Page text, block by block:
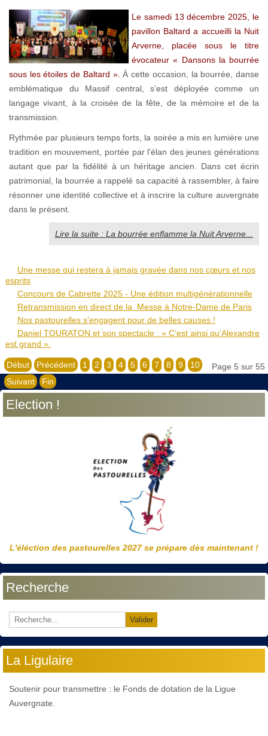
Le samedi 13 décembre 2025, le
pavillon Baltard a accueilli la Nuit
Arverne, placée sous le titre
évocateur « Dansons la bourrée
sous les étoiles de Baltard ». À cette occasion, la bourrée, danse
emblématique du Massif central, s’est déployée comme un
langage vivant, à la croisée de la fête, de la mémoire et de la
transmission.
Rythmée par plusieurs temps forts, la soirée a mis en lumière une
tradition en mouvement, portée par l’élan des jeunes générations
autant que par la fidélité à un héritage ancien. Dans cet écrin
patrimonial, la bourrée a rappelé sa capacité à rassembler, à faire
résonner une identité collective et à inscrire la culture auvergnate
dans le présent.
Lire la suite : La bourrée enflamme la Nuit Arverne...
Une messe qui restera à jamais gravée dans nos cœurs et nos
esprits
Concours de Cabrette 2025 - Une édition multigénérationnelle
Retransmission en direct de la Messe à Notre-Dame de Paris
Nos pastourelles s’engagent pour de belles causes !
Daniel TOURATON et son spectacle : « C’est ainsi qu’Alexandre
est grand ».
Page 5 sur 55
Début Précédent 1 2 3 4 5 6 7 8 9
10
Suivant
Fin
Election !
L'éléction des pastourelles 2027 se prépare dès maintenant !
Recherche
Valider
La Ligulaire
Soutenir pour transmettre : le Fonds de dotation de la Ligue
Auvergnate.